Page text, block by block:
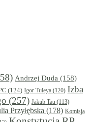
Andrzej Duda (158)
(124) Igor Tuleya (120) Izba
(257) Jakub Tau (113)
Przyłębska (178) Komisja